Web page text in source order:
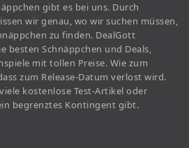
gibt es bei uns. Durch
wir genau, wo wir suchen müssen,
zu finden. DealGott
besten Schnäppchen und Deals,
mit tollen Preise. Wie zum
zum Release-Datum verlost wird.
kostenlose Test-Artikel oder
begrenztes Kontingent gibt.